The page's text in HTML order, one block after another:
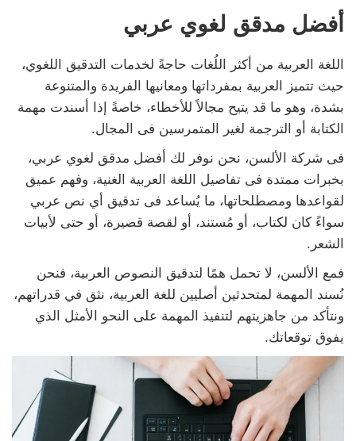
أفضل مدقق لغوي عربي
اللغة العربية من أكثر اللُغات حاجةً لخدمات التدقيق اللغوي،
حيث تتميز العربية بمفرداتها ومعانيها الفريدة والمتنوعة
بشدة، وهو ما قد يتيح مجالاً للأخطاء، خاصةً إذا أسندت مهمة
الكتابة أو الترجمة لغير المتمرسين فى المجال.
فى شركة الألسن، نحن نوفر لك أفضل مدقق لغوي عربي،
بخبرات ممتدة فى تفاصيل اللغة العربية الغنية، وفهم عميق
لقواعدها ومصطلحاتها، ما يُساعد فى تدقيق أي نص عربي
سواءً كان لكتاب، أو مُستند، أو لقصة قصيرة، أو حتى لأبيات
الشعر.
فمع الألسن، لا تحمل همًا لتدقيق النصوص العربية، فنحن
نُسند المهمة لمتحدثين أصليين للغة العربية، نثق في قدراتهم،
ونتأكد من جاهزيتهم لتنفيذ المهمة على النحو الأمثل الذي
يفوق توقعاتك.